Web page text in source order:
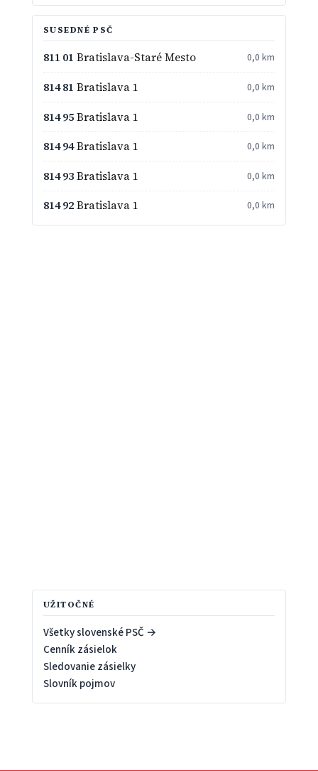
SUSEDNÉ PSČ
811 01 Bratislava-Staré Mesto 0,0 km
814 81 Bratislava 1 0,0 km
814 95Bratislava 1 0,0 km
814 94Bratislava 1 0,0 km
814 93Bratislava 1 0,0 km
814 92Bratislava 1 0,0 km
UŽITOČNÉ
Všetky slovenské PSČ →
Cenník zásielok
Sledovanie zásielky
Slovník pojmov